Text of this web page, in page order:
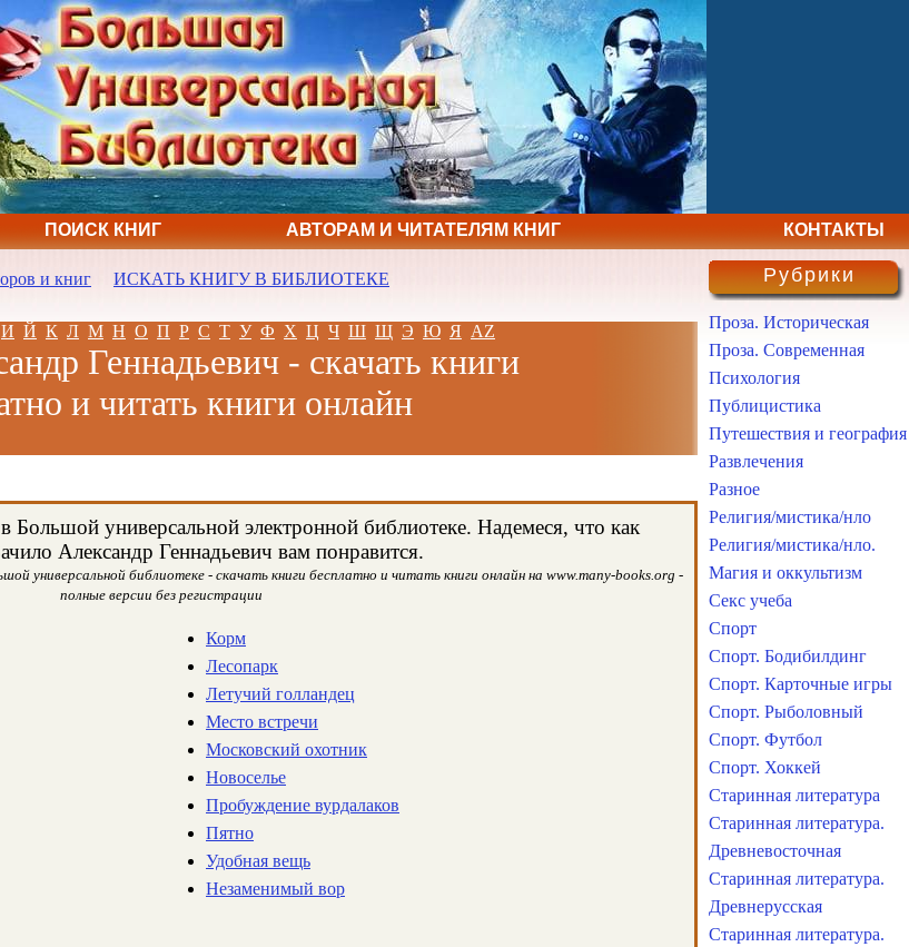
ПОИСК КНИГ АВТОРАМ И ЧИТАТЕЛЯМ КНИГ КОНТАКТЫ
и книг ИСКАТЬ КНИГУ В БИБЛИОТЕКЕ
И Й К Л М Н О П Р С Т У Ф Х Ц Ч Ш Щ Э Ю Я AZ
Геннадьевич - скачать книги
и читать книги онлайн
Большой универсальной электронной библиотеке. Надемеся, что как
Александр Геннадьевич вам понравится.
универсальной библиотеке - скачать книги бесплатно и читать книги онлайн на www.many-books.org -
полные версии без регистрации
Корм
Леcопарк
Летучий голландец
Место встречи
Московский охотник
Новоселье
Пробуждение вурдалаков
Пятно
Удобная вещь
Незаменимый вор
Рубрики
Проза. Историческая
Проза. Современная
Психология
Публицистика
Путешествия и география
Развлечения
Разное
Религия/мистика/нло
Религия/мистика/нло.
Магия и оккультизм
Секс учеба
Спорт
Спорт. Бодибилдинг
Спорт. Карточные игры
Спорт. Рыболовный
Спорт. Футбол
Спорт. Хоккей
Старинная литература
Старинная литература.
Древневосточная
Старинная литература.
Древнерусская
Старинная литература.